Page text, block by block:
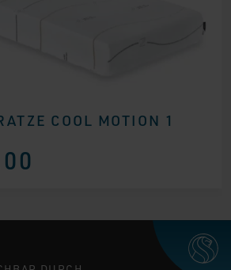
COOL MOTION 1